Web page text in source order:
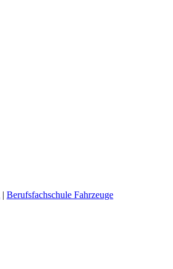
| Berufsfachschule Fahrzeuge